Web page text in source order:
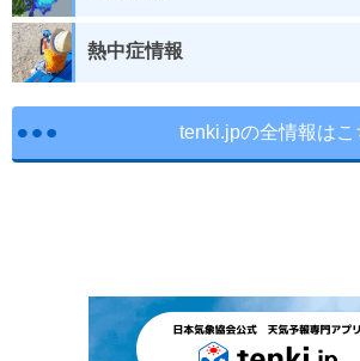
熱中症情報
tenki.jpの全情報はこ